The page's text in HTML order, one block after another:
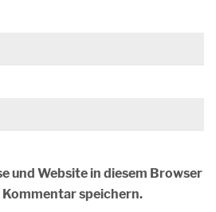
und Website in diesem Browser
speichern.